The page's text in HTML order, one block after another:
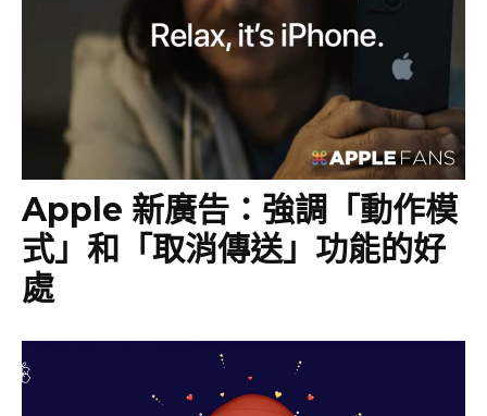
Apple 新廣告：強調「動作模
式」和「取消傳送」功能的好
處